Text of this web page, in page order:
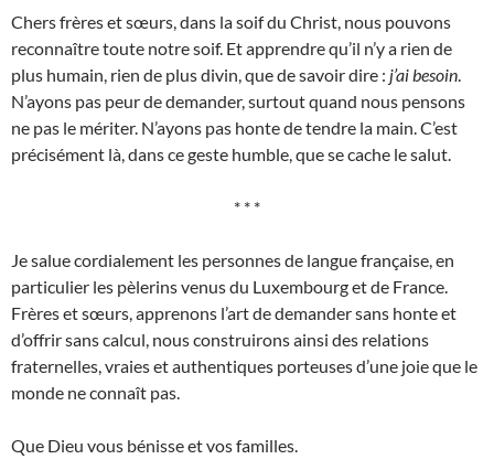
Chers frères et sœurs, dans la soif du Christ, nous pouvons
reconnaître toute notre soif. Et apprendre qu’il n’y a rien de
plus humain, rien de plus divin, que de savoir dire : j’ai besoin.
N’ayons pas peur de demander, surtout quand nous pensons
ne pas le mériter. N’ayons pas honte de tendre la main. C’est
précisément là, dans ce geste humble, que se cache le salut.
* * *
Je salue cordialement les personnes de langue française, en
particulier les pèlerins venus du Luxembourg et de France.
Frères et sœurs, apprenons l’art de demander sans honte et
d’offrir sans calcul, nous construirons ainsi des relations
fraternelles, vraies et authentiques porteuses d’une joie que le
monde ne connaît pas.
Que Dieu vous bénisse et vos familles.